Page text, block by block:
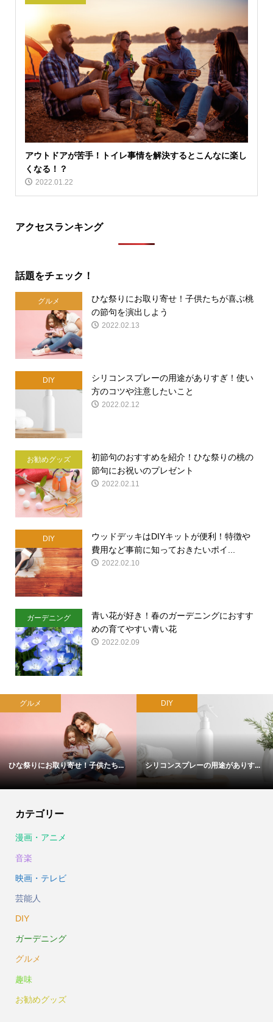
アウトドアが苦手！トイレ事情を解決するとこんなに楽し
くなる！？
2022.01.22
アクセスランキング
話題をチェック！
グルメ
ひな祭りにお取り寄せ！子供たちが喜ぶ桃
の節句を演出しよう
2022.02.13
DIY
シリコンスプレーの用途がありすぎ！使い
方のコツや注意したいこと
2022.02.12
お勧めグッズ
初節句のおすすめを紹介！ひな祭りの桃の
節句にお祝いのプレゼント
2022.02.11
DIY
ウッドデッキはDIYキットが便利！特徴や
費用など事前に知っておきたいポイ...
2022.02.10
ガーデニング
青い花が好き！春のガーデニングにおすす
めの育てやすい青い花
2022.02.09
グルメ
ひな祭りにお取り寄せ！子供たち...
DIY
シリコンスプレーの用途がありす...
カテゴリー
漫画・アニメ
音楽
映画・テレビ
芸能人
DIY
ガーデニング
グルメ
趣味
お勧めグッズ